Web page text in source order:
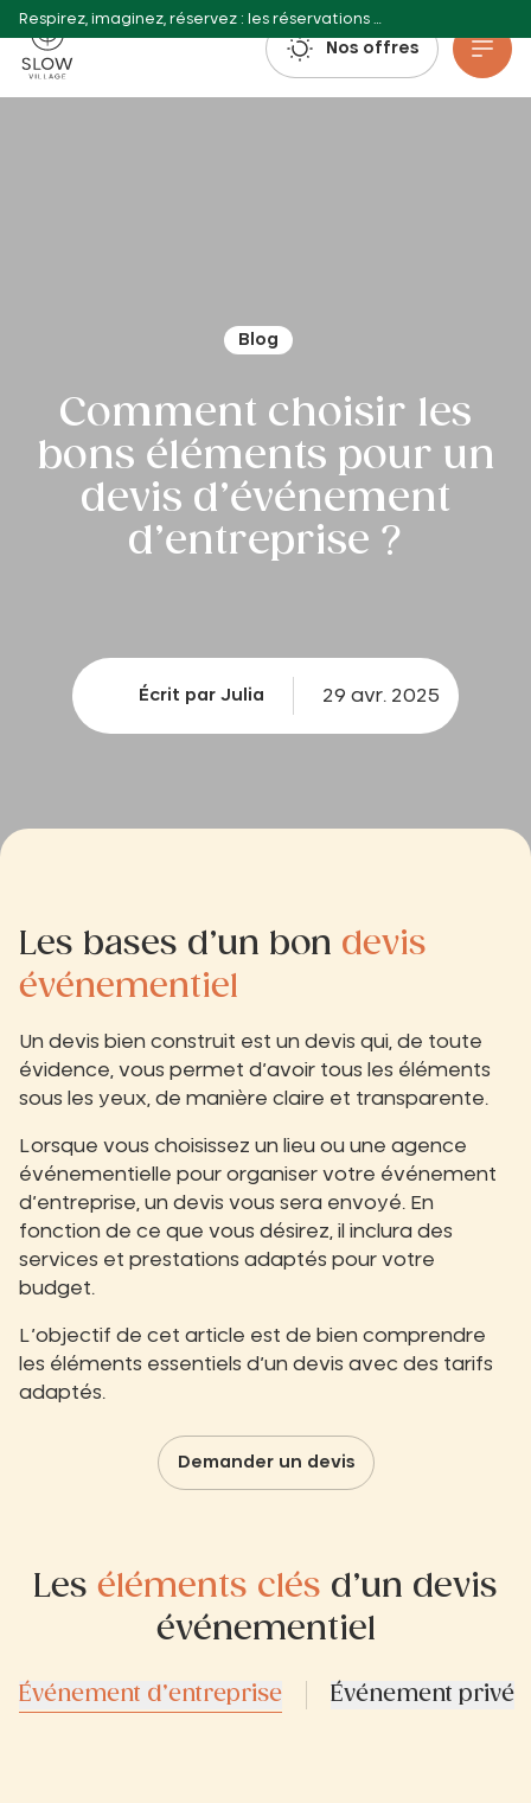
Slow Village
Nos offres
Blog
Comment choisir les
bons éléments pour un
devis d’événement
d’entreprise ?
Écrit par Julia 29 avr. 2025
Les bases d’un bon devis
événementiel
Un devis bien construit est un devis qui, de toute
évidence, vous permet d’avoir tous les éléments
sous les yeux, de manière claire et transparente.
Lorsque vous choisissez un lieu ou une agence
événementielle pour organiser votre événement
d’entreprise, un devis vous sera envoyé. En
fonction de ce que vous désirez, il inclura des
services et prestations adaptés pour votre
budget.
L’objectif de cet article est de bien comprendre
les éléments essentiels d’un devis avec des tarifs
adaptés.
Demander un devis
Les éléments clés d’un devis
événementiel
Événement d’entreprise Événement privé